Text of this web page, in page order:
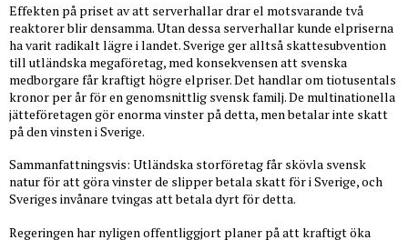
Effekten på priset av att serverhallar drar el motsvarande två
reaktorer blir densamma. Utan dessa serverhallar kunde elpriserna
ha varit radikalt lägre i landet. Sverige ger alltså skattesubvention
till utländska megaföretag, med konsekvensen att svenska
medborgare får kraftigt högre elpriser. Det handlar om tiotusentals
kronor per år för en genomsnittlig svensk familj. De multinationella
jätteföretagen gör enorma vinster på detta, men betalar inte skatt
på den vinsten i Sverige.
Sammanfattningsvis: Utländska storföretag får skövla svensk
natur för att göra vinster de slipper betala skatt för i Sverige, och
Sveriges invånare tvingas att betala dyrt för detta.
Regeringen har nyligen offentliggjort planer på att kraftigt öka